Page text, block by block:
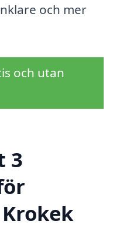
och mer
och utan
3